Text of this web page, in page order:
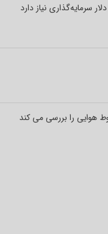
هوایی را بررسی می کند